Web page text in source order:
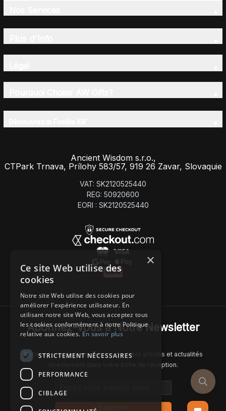
Ancient Wisdom s.r.o.,
CTPark Trnava, Prílohy 583/57, 919 26 Zavar, Slovaquie
VAT: SK2120525440
REG: 50920600
EORI : SK2120525440
Abonnez-Vous à Notre Newsletter
Recevez chaque semaine nos derniers articles et actualités
directement dans votre boîte de réception.
×
Ce site Web utilise des
cookies
Notre site Web utilise des cookies pour
améliorer l'expérience utilisateur. En
utilisant notre site Web, vous acceptez tous
les cookies conformément à notre Politique
relative aux cookies.En savoir plus
STRICTEMENT NÉCESSAIRES
PERFORMANCE
CIBLAGE